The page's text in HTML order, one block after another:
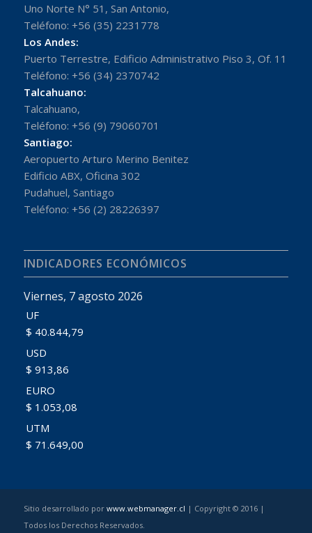
Uno Norte N° 51, San Antonio,
Teléfono: +56 (35) 2231778
Los Andes:
Puerto Terrestre, Edificio Administrativo Piso 3, Of. 11
Teléfono: +56 (34) 2370742
Talcahuano:
Talcahuano,
Teléfono: +56 (9) 79060701
Santiago:
Aeropuerto Arturo Merino Benitez
Edificio ABX, Oficina 302
Pudahuel, Santiago
Teléfono: +56 (2) 28226397
INDICADORES ECONÓMICOS
Viernes, 7 agosto 2026
UF
$ 40.844,79
USD
$ 913,86
EURO
$ 1.053,08
UTM
$ 71.649,00
Sitio desarrollado por www.webmanager.cl | Copyright © 2016 |
Todos los Derechos Reservados.